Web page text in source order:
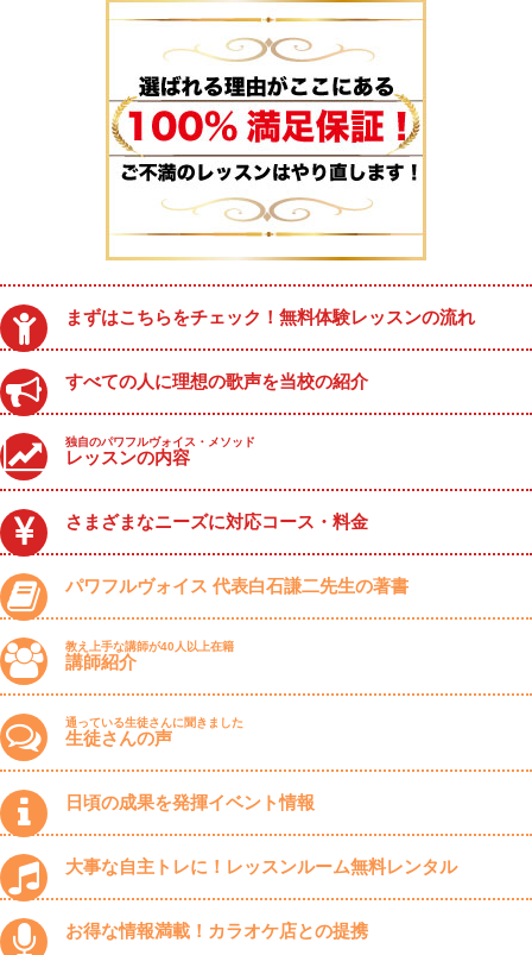
まずはこちらをチェック！無料体験レッスンの流れ
すべての人に理想の歌声を当校の紹介
独自のパワフルヴォイス・メソッド
レッスンの内容
さまざまなニーズに対応コース・料金
パワフルヴォイス 代表白石謙二先生の著書
教え上手な講師が40人以上在籍
講師紹介
通っている生徒さんに聞きました
生徒さんの声
日頃の成果を発揮イベント情報
大事な自主トレに！レッスンルーム無料レンタル
お得な情報満載！カラオケ店との提携